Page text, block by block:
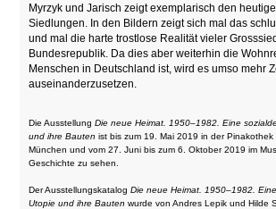
Myrzyk und Jarisch zeigt exemplarisch den
Siedlungen. In den Bildern zeigt sich mal das
und mal die harte trostlose Realität vieler
Bundesrepublik. Da dies aber weiterhin die
Menschen in Deutschland ist, wird es umso mehr
auseinanderzusetzen.
Die AusstellungDie neue Heimat. 1950–1982. Eine
und ihre Bautenist bis zum 19. Mai 2019 in der Pinakothek
München und vom 27. Juni bis zum 6. Oktober 2019 im
Geschichte zu sehen.
Der AusstellungskatalogDie neue Heimat. 1950–1982.
Utopie und ihre Bautenwurde von Andres Lepik und Hilde